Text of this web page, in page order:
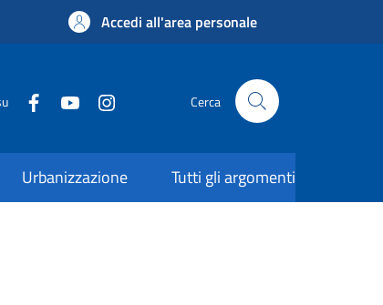
Accedi all'area personale
Cerca
Urbanizzazione Tutti gli argomenti